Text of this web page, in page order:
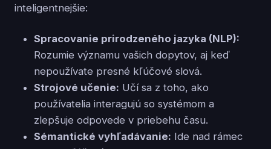
inteligentnejšie:
Spracovanie prirodzeného jazyka (NLP):
Rozumie významu vašich dopytov, aj keď
nepoužívate presné kľúčové slová.
Strojové učenie: Učí sa z toho, ako
používatelia interagujú so systémom a
zlepšuje odpovede v priebehu času.
Sémantické vyhľadávanie: Ide nad rámec